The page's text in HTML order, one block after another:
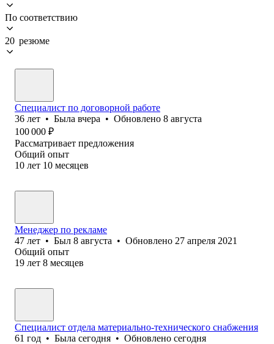
По соответствию
20 резюме
Специалист по договорной работе
36 лет • Была вчера • Обновлено 8 августа
100 000 ₽
Рассматривает предложения
Общий опыт
10 лет 10 месяцев
Менеджер по рекламе
47 лет • Был 8 августа • Обновлено 27 апреля 2021
Общий опыт
19 лет 8 месяцев
Специалист отдела материально-технического снабжения
61 год • Была сегодня • Обновлено сегодня